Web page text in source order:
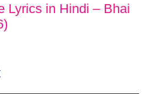
Lyrics in Hindi – Bhai